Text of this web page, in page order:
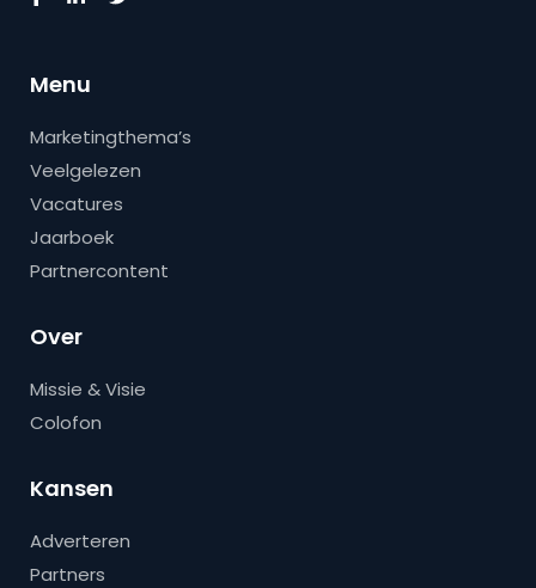
Menu
Marketingthema’s
Veelgelezen
Vacatures
Jaarboek
Partnercontent
Over
Missie & Visie
Colofon
Kansen
Adverteren
Partners